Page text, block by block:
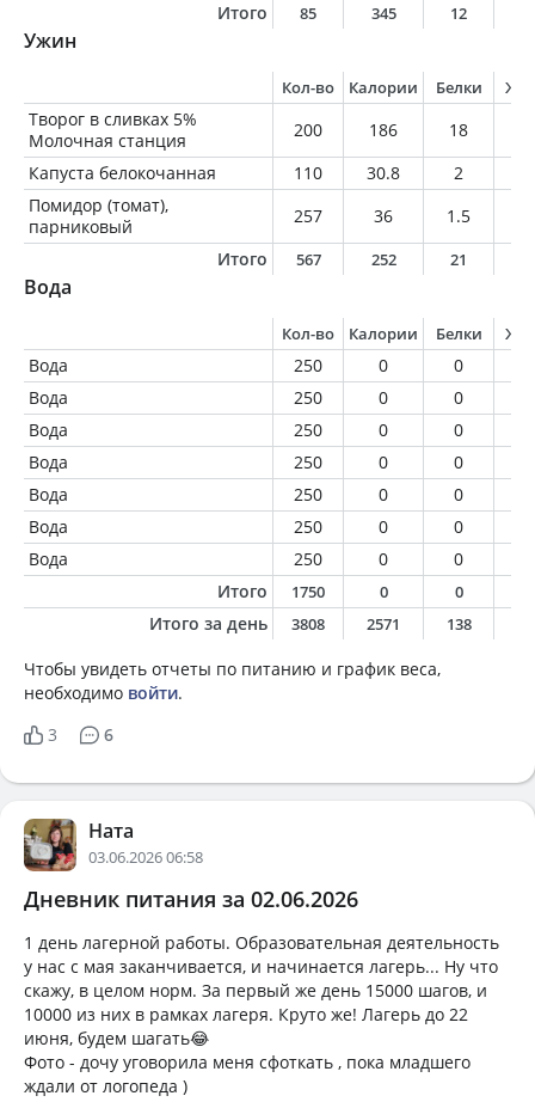
Итого
85 345 12
Ужин
Кол-во Калории Белки
Творог в сливках 5%
Молочная станция
200 186 18
Капуста белокочанная
110 30.8 2
Помидор (томат),
парниковый
257 36 1.5
Итого
567 252 21
Вода
Кол-во Калории Белки
Вода 250 0 0
Вода
250 0 0
Вода
250 0 0
Вода
250 0 0
Вода
250 0 0
Вода
250 0 0
Вода
250 0 0
Итого
1750 0 0
Итого за день 3808 2571 138
Чтобы увидеть отчеты по питанию и график веса,
необходимо войти.
3
6
Ната
03.06.2026 06:58
Дневник питания за 02.06.2026
1 день лагерной работы. Образовательная деятельность
у нас с мая заканчивается, и начинается лагерь... Ну что
скажу, в целом норм. За первый же день 15000 шагов, и
10000 из них в рамках лагеря. Круто же! Лагерь до 22
июня, будем шагать😂
Фото - дочу уговорила меня сфоткать , пока младшего
ждали от логопеда )